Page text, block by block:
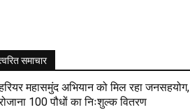
समाचार
महासमुंद अभियान को मिल रहा जनसहयोग,
100 पौधों का निःशुल्क वितरण